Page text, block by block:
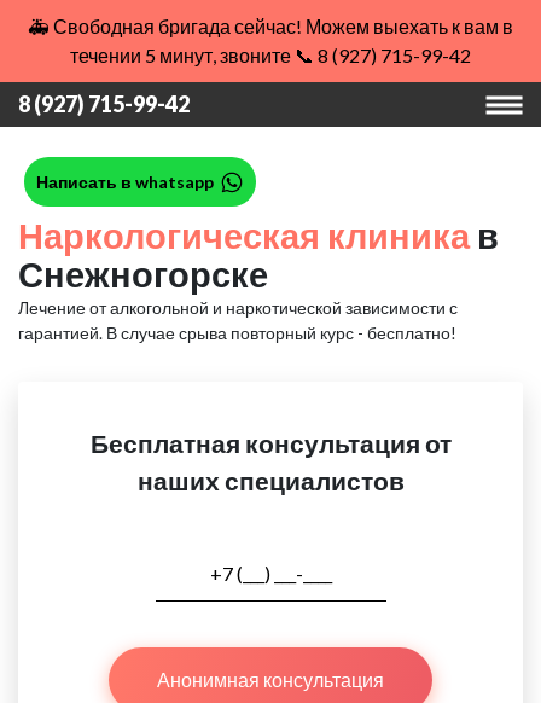
🚑 Свободная бригада сейчас! Можем выехать к вам в
течении 5 минут, звоните 📞 8 (927) 715-99-42
8 (927) 715-99-42
Написать в whatsapp
Наркологическая клиникав
Снежногорске
Лечение от алкогольной и наркотической зависимости с
гарантией. В случае срыва повторный курс - бесплатно!
Бесплатная консультация от
наших специалистов
Анонимная консультация